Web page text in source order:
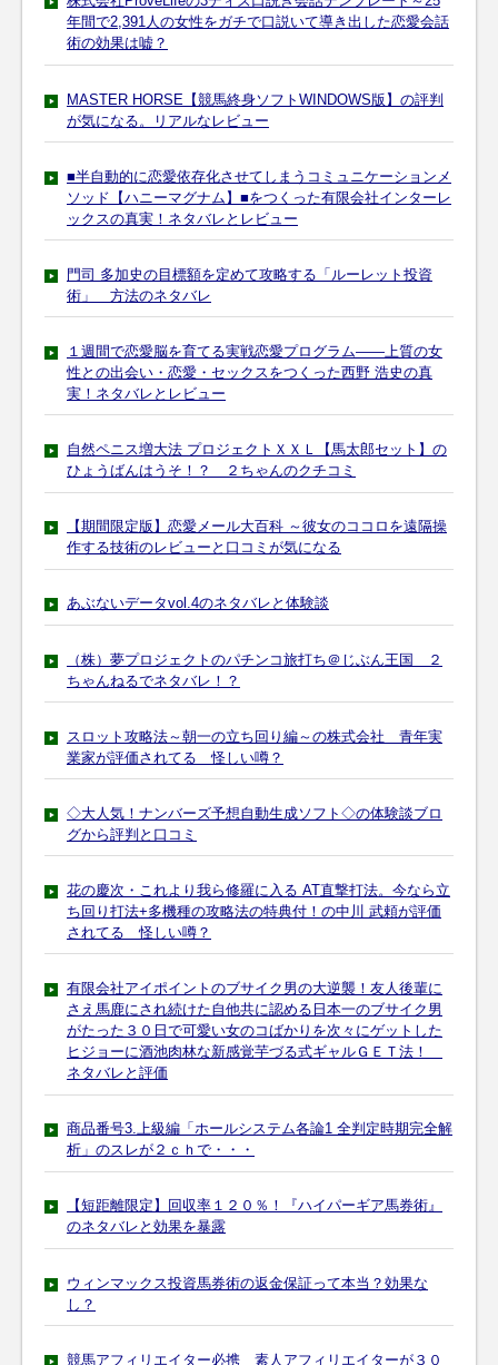
年間で2,391人の女性をガチで口説いて導き出した恋愛会話
術の効果は嘘？
MASTER HORSE【競馬終身ソフトWINDOWS版】の評判
が気になる。リアルなレビュー
■半自動的に恋愛依存化させてしまうコミュニケーションメ
ソッド【ハニーマグナム】■をつくった有限会社インターレ
ックスの真実！ネタバレとレビュー
門司 多加史の目標額を定めて攻略する「ルーレット投資
術」 方法のネタバレ
１週間で恋愛脳を育てる実戦恋愛プログラム――上質の女
性との出会い・恋愛・セックスをつくった西野 浩史の真
実！ネタバレとレビュー
自然ペニス増大法 プロジェクトＸＸＬ【馬太郎セット】の
ひょうばんはうそ！？ ２ちゃんのクチコミ
【期間限定版】恋愛メール大百科 ～彼女のココロを遠隔操
作する技術のレビューと口コミが気になる
あぶないデータvol.4のネタバレと体験談
（株）夢プロジェクトのパチンコ旅打ち＠じぶん王国 ２
ちゃんねるでネタバレ！？
スロット攻略法～朝一の立ち回り編～の株式会社 青年実
業家が評価されてる 怪しい噂？
◇大人気！ナンバーズ予想自動生成ソフト◇の体験談ブロ
グから評判と口コミ
花の慶次・これより我ら修羅に入る AT直撃打法。今なら立
ち回り打法+多機種の攻略法の特典付！の中川 武頼が評価
されてる 怪しい噂？
有限会社アイポイントのブサイク男の大逆襲！友人後輩に
さえ馬鹿にされ続けた自他共に認める日本一のブサイク男
がたった３０日で可愛い女のコばかりを次々にゲットした
ヒジョーに酒池肉林な新感覚芋づる式ギャルＧＥＴ法！
ネタバレと評価
商品番号3.上級編「ホールシステム各論1 全判定時期完全解
析」のスレが２ｃｈで・・・
【短距離限定】回収率１２０％！『ハイパーギア馬券術』
のネタバレと効果を暴露
ウィンマックス投資馬券術の返金保証って本当？効果な
し？
競馬アフィリエイター必携 素人アフィリエイターが３０